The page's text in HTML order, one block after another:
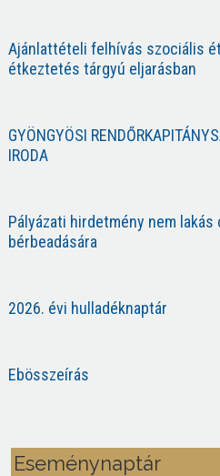
Ajánlattételi felhívás szociális
étkeztetés tárgyú eljarásban
GYÖNGYÖSI
IRODA
Pályázati hirdetmény nem
bérbeadására
2026. évi hulladéknaptár
Ebösszeírás
Eseménynaptár